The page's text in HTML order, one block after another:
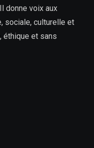
donne voix aux
sociale, culturelle et
éthique et sans